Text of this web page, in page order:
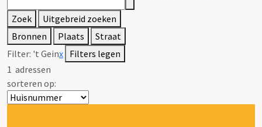
Zoek
Uitgebreid zoeken
Bronnen
Plaats
Straat
Filter: 't Geinx Filters legen
1 adressen
sorteren op: